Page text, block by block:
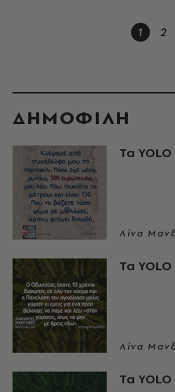
1 2
ΔΗΜΟΦΙΛΗ
Τα
Λίνα
Τα
Λίνα
Τα